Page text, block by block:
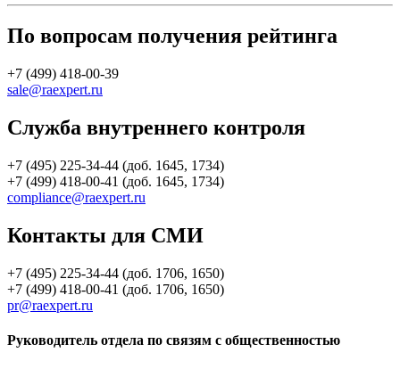
По вопросам получения рейтинга
+7 (499) 418-00-39
sale@raexpert.ru
Служба внутреннего контроля
+7 (495) 225-34-44 (доб. 1645, 1734)
+7 (499) 418-00-41 (доб. 1645, 1734)
compliance@raexpert.ru
Контакты для СМИ
+7 (495) 225-34-44 (доб. 1706, 1650)
+7 (499) 418-00-41 (доб. 1706, 1650)
pr@raexpert.ru
Руководитель отдела по связям с общественностью